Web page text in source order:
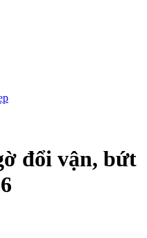
đổi vận, bứt